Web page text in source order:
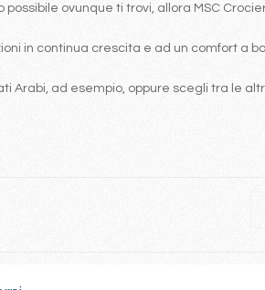
ovunque ti trovi, allora MSC
in continua crescita e ad un comfort a
Arabi, ad esempio, oppure scegli tra le